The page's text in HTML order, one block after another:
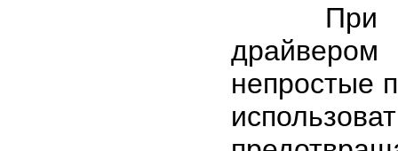
При
непростые